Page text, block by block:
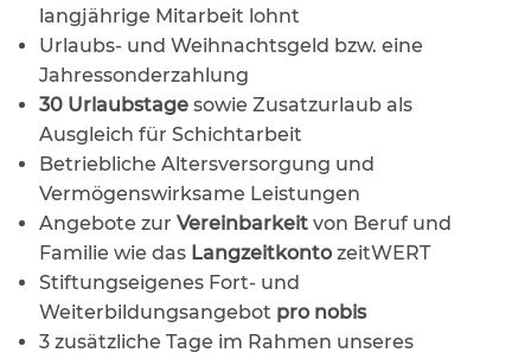
langjährige Mitarbeit lohnt
Urlaubs- und Weihnachtsgeld bzw. eine
Jahressonderzahlung
30 Urlaubstage sowie Zusatzurlaub als
Ausgleich für Schichtarbeit
Betriebliche Altersversorgung und
Vermögenswirksame Leistungen
Angebote zur Vereinbarkeitvon Beruf und
Familie wie das LangzeitkontozeitWERT
Stiftungseigenes Fort- und
Weiterbildungsangebot pro nobis
3 zusätzliche Tage im Rahmen unseres